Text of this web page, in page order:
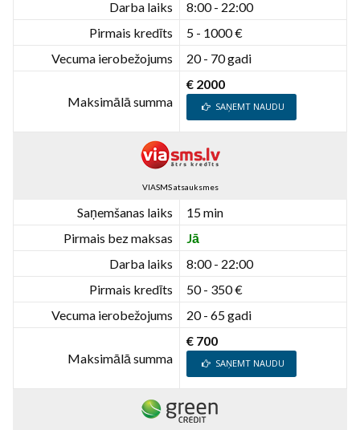
Darba laiks
8:00 - 22:00
Pirmais kredīts
5 - 1000 €
Vecuma ierobežojums
20 - 70 gadi
Maksimālā summa
€ 2000
SAŅEMT NAUDU
VIASMS atsauksmes
Saņemšanas laiks
15 min
Pirmais bez maksas
Jā
Darba laiks
8:00 - 22:00
Pirmais kredīts
50 - 350 €
Vecuma ierobežojums
20 - 65 gadi
Maksimālā summa
€ 700
SAŅEMT NAUDU